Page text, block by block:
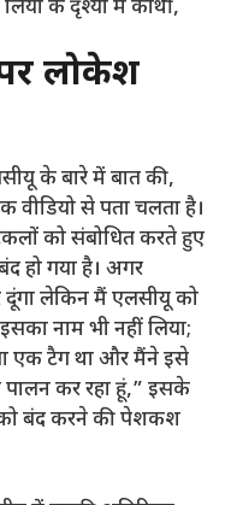
के दृश्यों में कार्थी,
लोकेश
के बारे में बात की,
वीडियो से पता चलता है।
को संबोधित करते हुए
हो गया है। अगर
लेकिन मैं एलसीयू को
नाम भी नहीं लिया;
एक टैग था और मैंने इसे
पालन कर रहा हूं,” इसके
को बंद करने की पेशकश